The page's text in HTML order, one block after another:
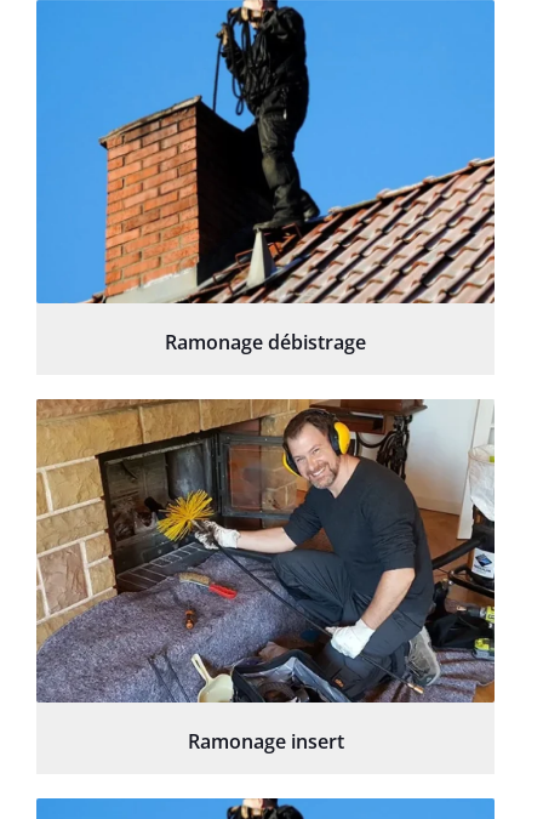
Ramonage débistrage
Ramonage insert